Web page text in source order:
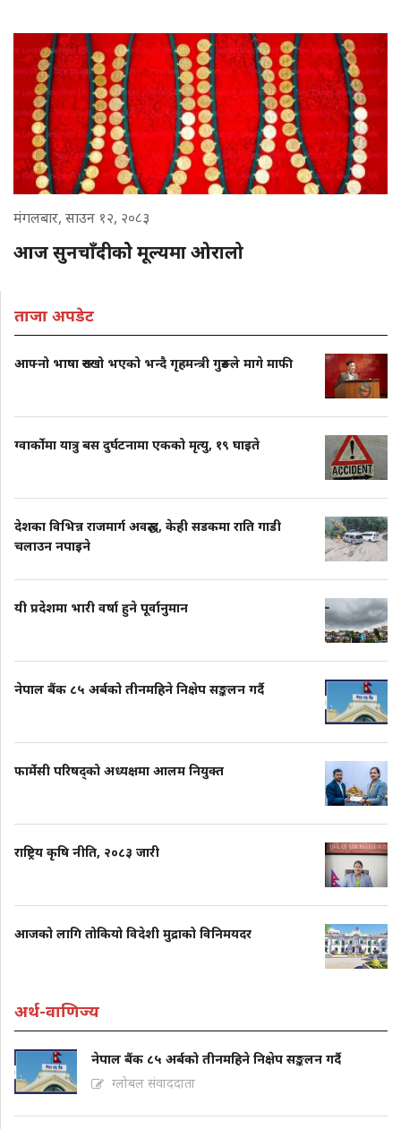
मंगलबार, साउन १२, २०८३
आज सुनचाँदीकोे मूल्यमा ओरालो
ताजा अपडेट
आफ्नो भाषा रुख्खो भएको भन्दै गृहमन्त्री गुरुङले मागे माफी
ग्वार्कोमा यात्रु बस दुर्घटनामा एकको मृत्यु, १९ घाइते
देशका विभिन्न राजमार्ग अवरुद्ध, केही सडकमा राति गाडी
चलाउन नपाइने
यी प्रदेशमा भारी वर्षा हुने पूर्वानुमान
नेपाल बैंक ८५ अर्बको तीनमहिने निक्षेप सङ्कलन गर्दै
फार्मेसी परिषद्को अध्यक्षमा आलम नियुक्त
राष्ट्रिय कृषि नीति, २०८३ जारी
आजको लागि तोकियो विदेशी मुद्राको विनिमयदर
अर्थ-वाणिज्य
नेपाल बैंक ८५ अर्बको तीनमहिने निक्षेप सङ्कलन गर्दै
ग्लोबल संवाददाता